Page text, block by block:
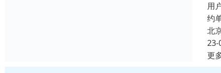
用
约
北
23-
更